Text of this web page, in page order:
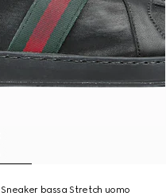
Sneaker bassa Stretch uomo